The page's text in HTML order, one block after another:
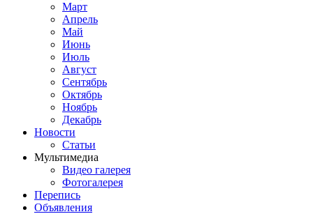
Март
Апрель
Май
Июнь
Июль
Август
Сентябрь
Октябрь
Ноябрь
Декабрь
Новости
Статьи
Мультимедиа
Видео галерея
Фотогалерея
Перепись
Объявления